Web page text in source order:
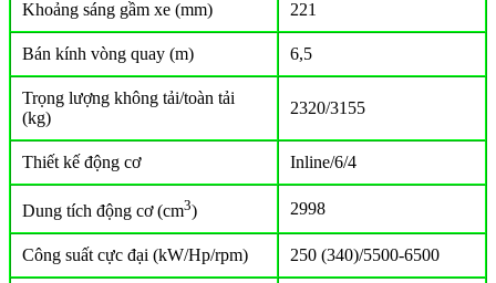
Khoảng sáng gầm xe (mm) 221
Bán kính vòng quay (m) 6,5
Trọng lượng không tải/toàn tải
(kg)
2320/3155
Thiết kế động cơ Inline/6/4
Dung tích động cơ (cm3) 2998
Công suất cực đại (kW/Hp/rpm) 250 (340)/5500-6500